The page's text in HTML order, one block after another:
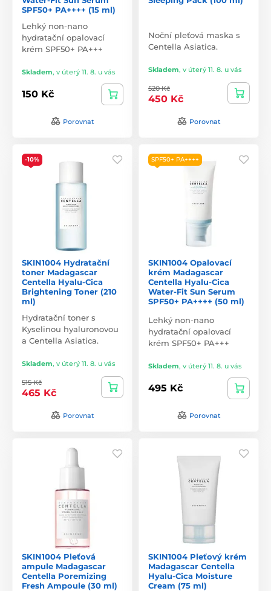
SPF50+ PA++++ (15 ml)
Lehký non-nano
hydratační opalovací
krém SPF50+ PA+++
Skladem, v úterý 11. 8. u vás
150 Kč
Porovnat
Noční pleťová maska s
Centella Asiatica.
Skladem, v úterý 11. 8. u vás
520 Kč
450 Kč
Porovnat
-10%
SKIN1004 Hydratační
toner Madagascar
Centella Hyalu-Cica
Brightening Toner (210
ml)
Hydratační toner s
Kyselinou hyaluronovou
a Centella Asiatica.
Skladem, v úterý 11. 8. u vás
515 Kč
465 Kč
Porovnat
SPF50+ PA++++
SKIN1004 Opalovací
krém Madagascar
Centella Hyalu-Cica
Water-Fit Sun Serum
SPF50+ PA++++ (50 ml)
Lehký non-nano
hydratační opalovací
krém SPF50+ PA+++
Skladem, v úterý 11. 8. u vás
495 Kč
Porovnat
SKIN1004 Pleťová
ampule Madagascar
Centella Poremizing
Fresh Ampoule (30 ml)
SKIN1004 Pleťový krém
Madagascar Centella
Hyalu-Cica Moisture
Cream (75 ml)